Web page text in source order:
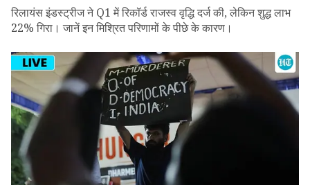
रिलायंस इंडस्ट्रीज ने Q1 में रिकॉर्ड राजस्व वृद्धि दर्ज की, लेकिन शुद्ध लाभ
22% गिरा। जानें इन मिश्रित परिणामों के पीछे के कारण।